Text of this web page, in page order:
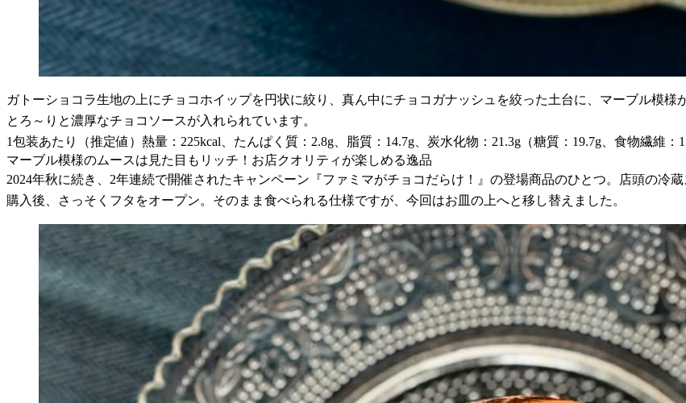
ガトーショコラ生地の上にチョコホイップを円状に絞り、真ん中にチョコガナッシュを絞った土台に、マーブル模様
とろ～りと濃厚なチョコソースが入れられています。
1包装あたり（推定値）熱量：225kcal、たんぱく質：2.8g、脂質：14.7g、炭水化物：21.3g（糖質：19.7g、食物繊維：
マーブル模様のムースは見た目もリッチ！お店クオリティが楽しめる逸品
2024年秋に続き、2年連続で開催されたキャンペーン『ファミマがチョコだらけ！』の登場商品のひとつ。店頭の冷
購入後、さっそくフタをオープン。そのまま食べられる仕様ですが、今回はお皿の上へと移し替えました。